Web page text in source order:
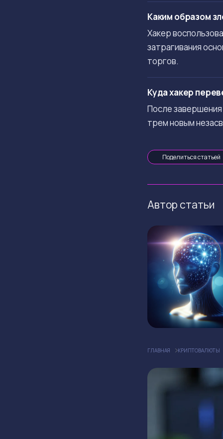
Каким образом
Хакер
затрагивания
торгов.
Куда хакер
После
трем новым
Поделиться статьей
Автор статьи
ГЛАВНАЯ КРИПТОВАЛЮТЫ